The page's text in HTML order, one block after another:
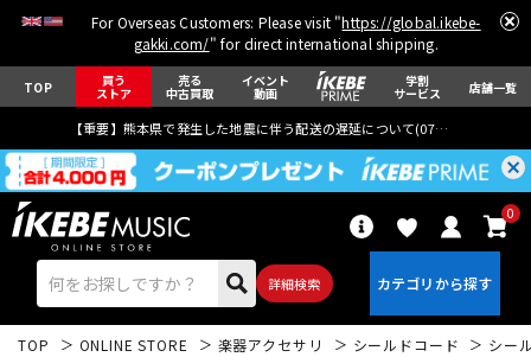
For Overseas Customers: Please visit "https://global.ikebe-
gakki.com/" for direct international shipping.
TOP 買う
ストア
売る
中古買取
イベント
動画
学割
サービス 店舗一覧
【重要】熊本県で発生した地震に伴う配送の遅延について(07月29日
詳細検索
0
TOP ONLINE STORE 楽器アクセサリ シールドコード シー